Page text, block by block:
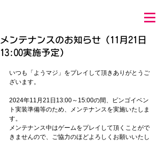
メンテナンスのお知らせ（11月21日
13:00実施予定）
いつも「ようマジ」をプレイして頂きありがとうご
ざいます。
2024年11月21日13:00～15:00の間、
ビンゴイベン
ト実装準備等のため、メンテナンスを実施いたしま
す。
メンテナンス中はゲームをプレイして頂くことがで
きませんので、ご協力のほどよろしくお願いいたし